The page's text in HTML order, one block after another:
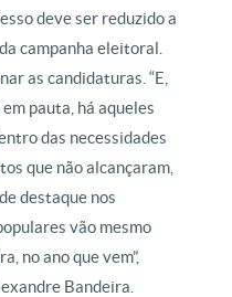
deve ser reduzido a
campanha eleitoral.
as candidaturas. “E,
pauta, há aqueles
das necessidades
que não alcançaram,
destaque nos
vão mesmo
no ano que vem”,
Bandeira.